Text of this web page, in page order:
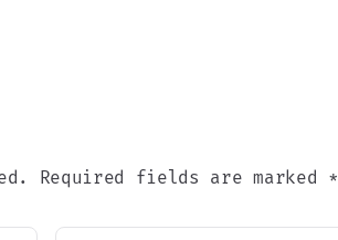
Required fields are marked *